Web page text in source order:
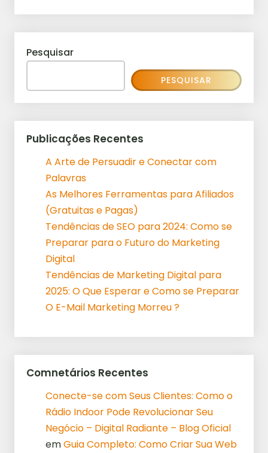
Pesquisar
PESQUISAR
Publicações Recentes
A Arte de Persuadir e Conectar com
Palavras
As Melhores Ferramentas para Afiliados
(Gratuitas e Pagas)
Tendências de SEO para 2024: Como se
Preparar para o Futuro do Marketing
Digital
Tendências de Marketing Digital para
2025: O Que Esperar e Como se Preparar
O E-Mail Marketing Morreu ?
Comnetários Recentes
Conecte-se com Seus Clientes: Como o
Rádio Indoor Pode Revolucionar Seu
Negócio – Digital Radiante – Blog Oficial
emGuia Completo: Como Criar Sua Web